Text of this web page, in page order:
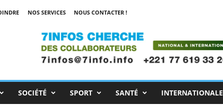
NOS SERVICES
NOUS CONTACTER !
SOCIÉTÉ SPORT SANTÉ INTERNATIONALE